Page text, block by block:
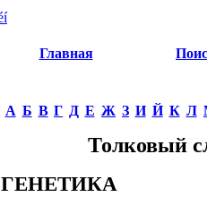
Главная
А Б В Г Д Е Ж З И Й К Л
Толковый
ГЕНЕТИКА